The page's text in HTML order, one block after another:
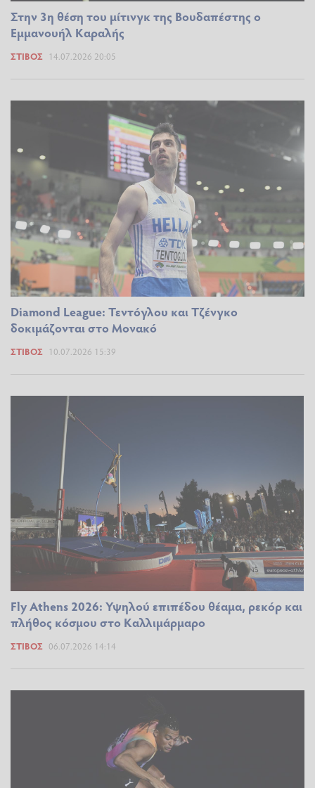
Στην 3η θέση του μίτινγκ της Βουδαπέστης ο
Εμμανουήλ Καραλής
ΣΤΊΒΟΣ 14.07.2026 20:05
Diamond League: Τεντόγλου και Τζένγκο
δοκιμάζονται στο Μονακό
ΣΤΊΒΟΣ 10.07.2026 15:39
Fly Athens 2026: Υψηλού επιπέδου θέαμα, ρεκόρ και
πλήθος κόσμου στο Καλλιμάρμαρο
ΣΤΊΒΟΣ 06.07.2026 14:14